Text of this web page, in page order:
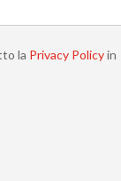
la Privacy Policyin